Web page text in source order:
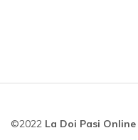
©2022 La Doi Pasi Online